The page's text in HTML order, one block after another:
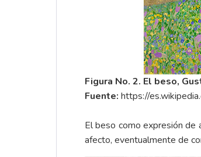
Figura No. 2. El beso,
Fuente: https://
El beso como expresión de
afecto, eventualmente de